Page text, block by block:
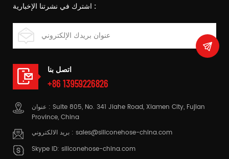
اشترك في نشرتنا الإخبارية :
اتصل بنا
+86 13959226826
عنوان : Suite 805, No. 341 Jiahe Road, Xiamen City, Fujian
Province, China
بريد الالكتروني : sales@siliconehose-china.com
Skype ID: siliconehose-china.com